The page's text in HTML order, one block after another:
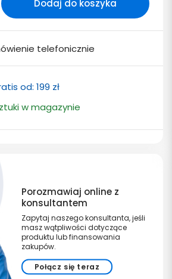
Dodaj do koszyka
telefonicznie
od: 199 zł
w magazynie
Porozmawiaj online z
konsultantem
Zapytaj naszego konsultanta, jeśli
masz wątpliwości dotyczące
produktu lub finansowania
zakupów.
Połącz się teraz